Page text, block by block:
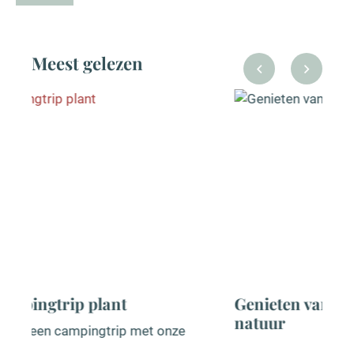
Meest gelezen
Genieten van korte uitstapjes in de